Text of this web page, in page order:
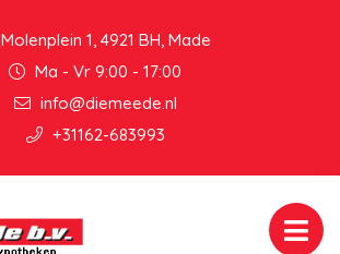
Molenplein 1, 4921 BH, Made
Ma - Vr 9:00 - 17:00
info@diemeede.nl
+31162-683993